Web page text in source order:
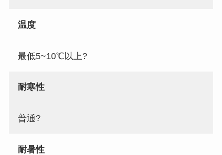
温度
最低5~10℃以上?
耐寒性
普通?
耐暑性